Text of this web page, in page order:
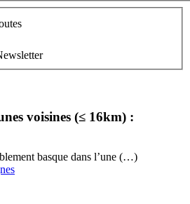
voisines (≤ 16km) :
basque dans l’une (…)